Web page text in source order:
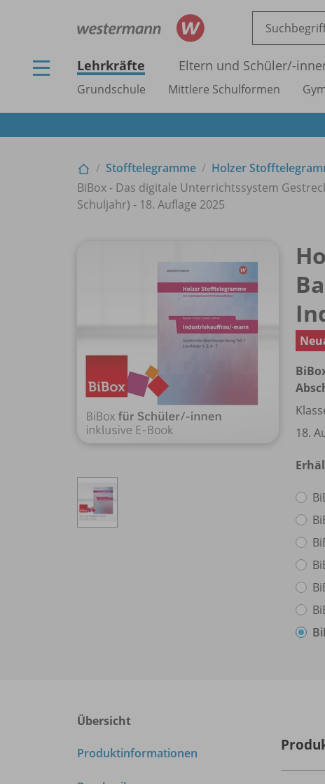
Lehrkräfte Eltern und Schüler/-
Grundschule Mittlere Schulformen
Stofftelegramme Holzer
BiBox - Das digitale Unterrichtssystem
Schuljahr) - 18. Auflage 2025
18.
Übersicht
Produktinformationen